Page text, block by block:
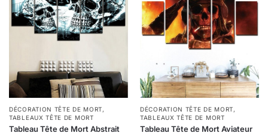
DÉCORATION TÊTE DE MORT,
TABLEAUX TÊTE DE MORT
Tableau Tête de Mort Abstrait
DÉCORATION TÊTE DE MORT,
TABLEAUX TÊTE DE MORT
Tableau Tête de Mort Aviateur